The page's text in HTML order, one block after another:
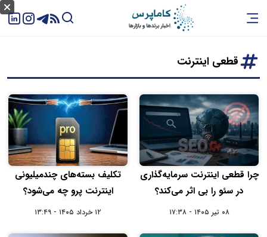
قطعی اینترنت
چرا قطعی اینترنت سرمایه‌گذاری
در سئو را بی اثر می‌کند؟
۰۸ تیر ۱۴۰۵ - ۱۷:۳۸
تکلیف بسته‌های چندمیلیونی
اینترنت پرو چه می‌شود؟
۱۲ خرداد ۱۴۰۵ - ۱۳:۴۹